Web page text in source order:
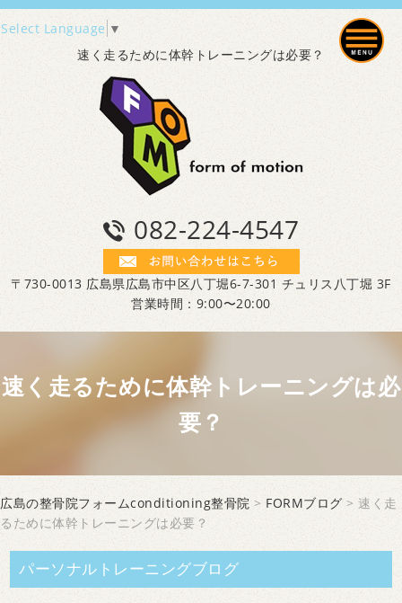
Select Language ▼
速く走るために体幹トレーニングは必要？
082-224-4547
〒730-0013 広島県広島市中区八丁堀6-7-301 チュリス八丁堀 3F
営業時間：9:00〜20:00
速く走るために体幹トレーニングは必
要？
広島の整骨院フォームconditioning整骨院 > FORMブログ > 速く走
るために体幹トレーニングは必要？
パーソナルトレーニングブログ